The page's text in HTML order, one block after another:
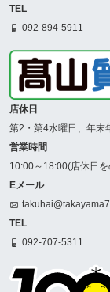
TEL
092-894-5911
店休日
第2・第4水曜日、年末
営業時間
10:00～18:00(店休日
Eメール
TEL
092-707-5311